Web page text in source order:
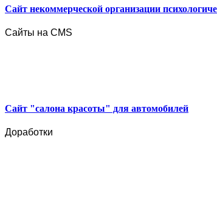
Сайт некоммерческой организации
Сайты на CMS
Сайт "салона красоты" для автомобилей
Доработки